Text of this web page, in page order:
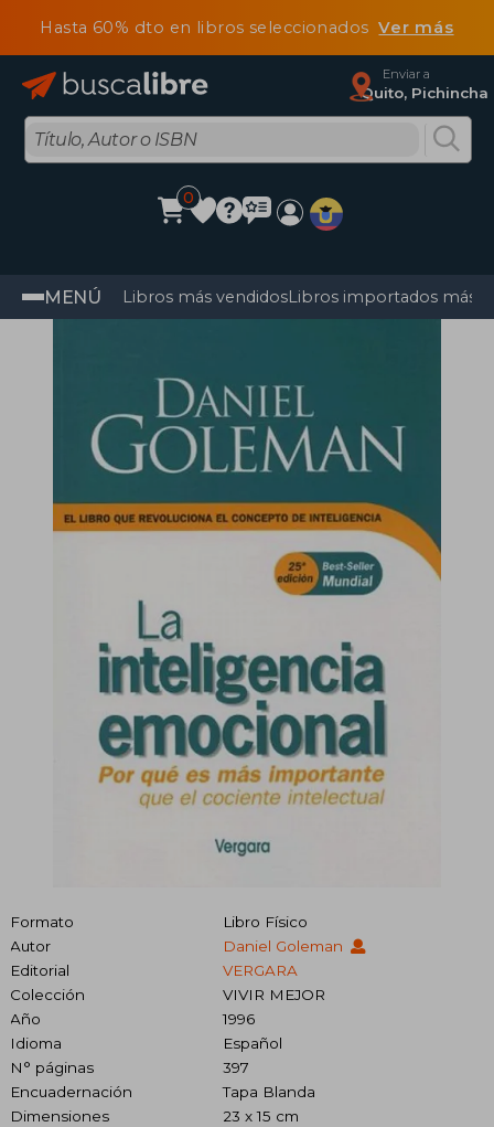
Hasta 60% dto en libros seleccionadosVer más
Enviar a
Quito, Pichincha
0
MENÚ Libros más vendidosLibros importados más
Formato
Libro Físico
Autor
Daniel Goleman
Editorial
VERGARA
Colección
VIVIR MEJOR
Año
1996
Idioma
Español
N° páginas
397
Encuadernación
Tapa Blanda
Dimensiones
23 x 15 cm